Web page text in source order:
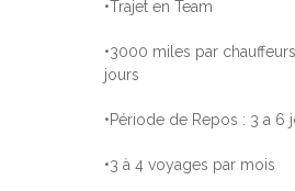
•Trajet en Team
•3000 miles par
jours
•Période de Repos : 3 a 6
•3 à 4 voyages par mois